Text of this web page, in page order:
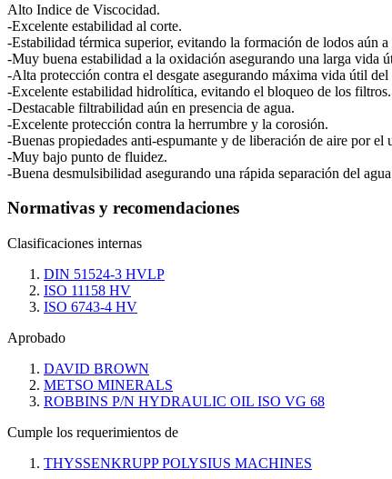
Alto Indice de Viscocidad.
-Excelente estabilidad al corte.
-Estabilidad térmica superior, evitando la formación de lodos aún a
-Muy buena estabilidad a la oxidación asegurando una larga vida
-Alta protección contra el desgate asegurando máxima vida útil del
-Excelente estabilidad hidrolítica, evitando el bloqueo de los filtros.
-Destacable filtrabilidad aún en presencia de agua.
-Excelente protección contra la herrumbre y la corosión.
-Buenas propiedades anti-espumante y de liberación de aire por el
-Muy bajo punto de fluidez.
-Buena desmulsibilidad asegurando una rápida separación del
Normativas y recomendaciones
Clasificaciones internas
DIN 51524-3 HVLP
ISO 11158 HV
ISO 6743-4 HV
Aprobado
DAVID BROWN
METSO MINERALS
ROBBINS P/N HYDRAULIC OIL ISO VG 68
Cumple los requerimientos de
THYSSENKRUPP POLYSIUS MACHINES